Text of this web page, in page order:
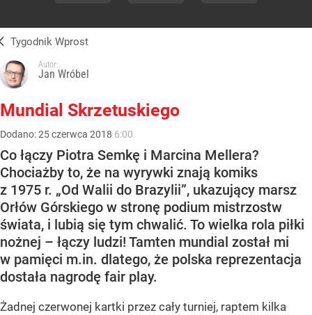
Tygodnik Wprost
Autor:
Jan Wróbel
Mundial Skrzetuskiego
Dodano:25czerwca 2018 6:00
Co łączy Piotra Semkę i Marcina Mellera?
Chociażby to, że na wyrywki znają komiks
z 1975 r. „Od Walii do Brazylii”, ukazujący marsz
Orłów Górskiego w stronę podium mistrzostw
świata, i lubią się tym chwalić. To wielka rola piłki
nożnej – łączy ludzi! Tamten mundial został mi
w pamięci m.in. dlatego, że polska reprezentacja
dostała nagrodę fair play.
Żadnej czerwonej kartki przez cały turniej, raptem kilka